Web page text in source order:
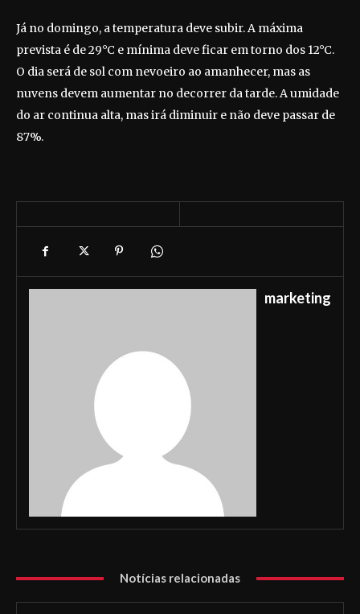
Já no domingo, a temperatura deve subir. A máxima
prevista é de 29°C e mínima deve ficar em torno dos 12°C.
O dia será de sol com nevoeiro ao amanhecer, mas as
nuvens devem aumentar no decorrer da tarde. A umidade
do ar continua alta, mas irá diminuir e não deve passar de
87%.
marketing
Notícias relacionadas